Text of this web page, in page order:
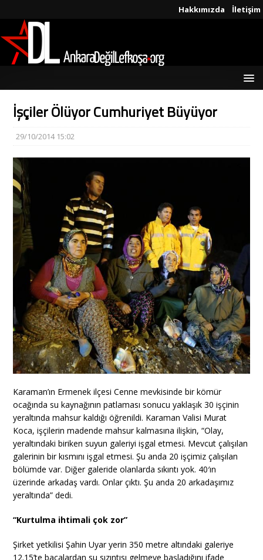
Hakkımızda İletişim
İşçiler Ölüyor Cumhuriyet Büyüyor
29/10/2014 15:02
Karaman’ın Ermenek ilçesi Cenne mevkisinde bir kömür
ocağında su kaynağının patlaması sonucu yaklaşık 30 işçinin
yeraltında mahsur kaldığı öğrenildi. Karaman Valisi Murat
Koca, işçilerin madende mahsur kalmasına ilişkin, “Olay,
yeraltındaki biriken suyun galeriyi işgal etmesi. Mevcut çalışılan
galerinin bir kısmını işgal etmesi. Şu anda 20 işçimiz çalışılan
bölümde var. Diğer galeride olanlarda sıkıntı yok. 40′ın
üzerinde arkadaş vardı. Onlar çıktı. Şu anda 20 arkadaşımız
yeraltında” dedi.
“Kurtulma ihtimali çok zor”
Şirket yetkilisi Şahin Uyar yerin 350 metre altındaki galeriye
12.15’te bacalardan su sızıntısı gelmeye başladığını ifade